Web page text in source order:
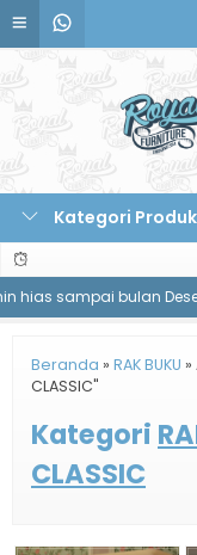
Kategori Produk
sampai bulan
Beranda » RAK BUKU »
CLASSIC"
Kategori
CLASSIC